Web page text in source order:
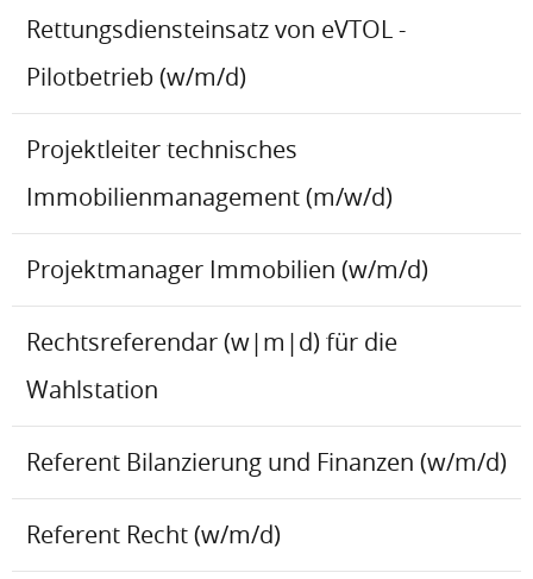
Rettungsdiensteinsatz von eVTOL -
Pilotbetrieb (w/m/d)
Projektleiter technisches
Immobilienmanagement (m/w/d)
Projektmanager Immobilien (w/m/d)
Rechtsreferendar (w|m|d) für die
Wahlstation
Referent Bilanzierung und Finanzen (w/m/d)
Referent Recht (w/m/d)